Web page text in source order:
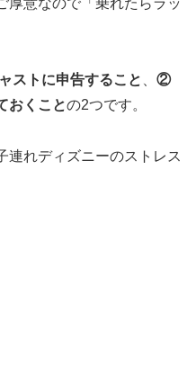
厚意なので「乗れたらラッ
ストに申告すること
②
おくことの2つです。
連れディズニーのストレス